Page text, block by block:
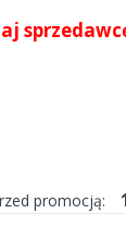
promocją: